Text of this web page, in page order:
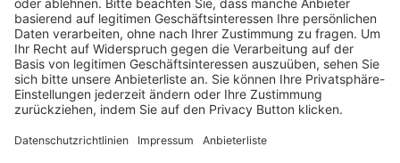
BFV-Geschäftsstellen
Trainerbörse
Login SpielPlus
FOLGE DEM BFV